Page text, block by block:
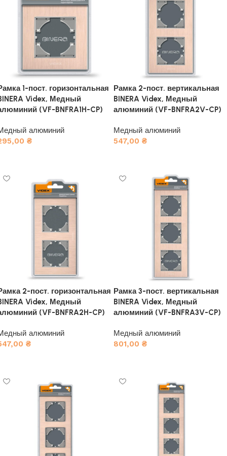
1-пост. горизонтальная
Videx, Медный
(VF-BNFRA1H-CP)
алюминий
₴
Рамка 2-пост. вертикальная
BINERA Videx, Медный
алюминий (VF-BNFRA2V-CP)
Медный алюминий
547,00 ₴
2-пост. горизонтальная
Videx, Медный
(VF-BNFRA2H-CP)
алюминий
₴
Рамка 3-пост. вертикальная
BINERA Videx, Медный
алюминий (VF-BNFRA3V-CP)
Медный алюминий
801,00 ₴